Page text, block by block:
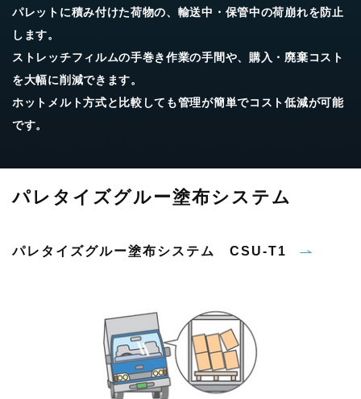
パレットに積み付けた荷物の、輸送中・保管中の荷崩れを防止
します。
ストレッチフィルムの手巻き作業の手間や、購入・廃棄コスト
を大幅に削減できます。
ホットメルト方式と比較しても管理が簡単でコスト低減が可能
です。
パレタイズグルー塗布システム
パレタイズグルー塗布システム CSU-T1